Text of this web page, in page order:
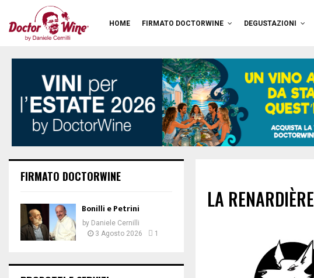
HOME FIRMATO DOCTORWINE DEGUSTAZIONI
LA RENARDIÈRE
FIRMATO DOCTORWINE
Bonilli e Petrini
by Daniele Cernilli
3 Agosto 2026
1